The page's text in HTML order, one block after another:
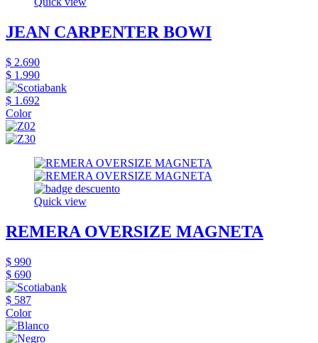
JEAN CARPENTER BOWI
$ 2.690
$ 1.990
$ 1.692
Color
Quick view
REMERA OVERSIZE MAGNETA
$ 990
$ 690
$ 587
Color